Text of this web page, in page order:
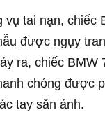
vụ tai nạn, chiếc
được ngụy
ra, chiếc BMW
chóng được
tay săn ảnh.